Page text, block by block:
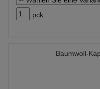
pck.
Baumwoll-